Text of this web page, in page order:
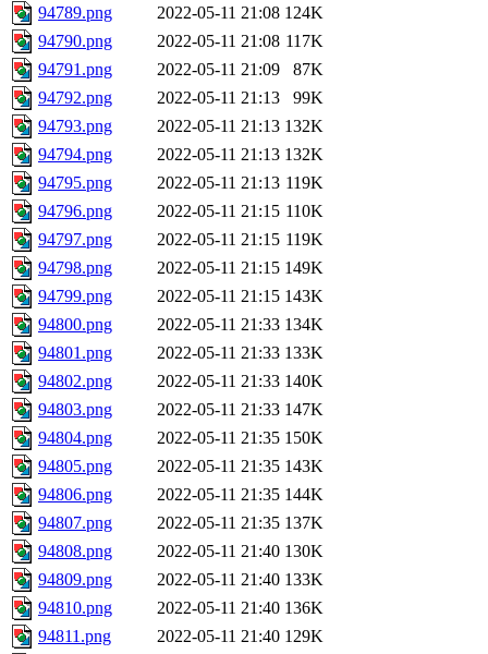
94789.png
2022-05-11 21:08 124K
94790.png
2022-05-11 21:08 117K
94791.png
2022-05-11 21:09
87K
94792.png
2022-05-11 21:13
99K
94793.png
2022-05-11 21:13 132K
94794.png
2022-05-11 21:13 132K
94795.png
2022-05-11 21:13 119K
94796.png
2022-05-11 21:15 110K
94797.png
2022-05-11 21:15 119K
94798.png
2022-05-11 21:15 149K
94799.png
2022-05-11 21:15 143K
94800.png
2022-05-11 21:33 134K
94801.png
2022-05-11 21:33 133K
94802.png
2022-05-11 21:33 140K
94803.png
2022-05-11 21:33 147K
94804.png
2022-05-11 21:35 150K
94805.png
2022-05-11 21:35 143K
94806.png
2022-05-11 21:35 144K
94807.png
2022-05-11 21:35 137K
94808.png
2022-05-11 21:40 130K
94809.png
2022-05-11 21:40 133K
94810.png
2022-05-11 21:40 136K
94811.png
2022-05-11 21:40 129K